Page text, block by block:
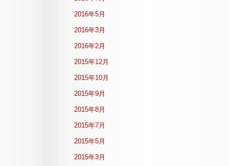
2016年5月
2016年3月
2016年2月
2015年12月
2015年10月
2015年9月
2015年8月
2015年7月
2015年5月
2015年3月